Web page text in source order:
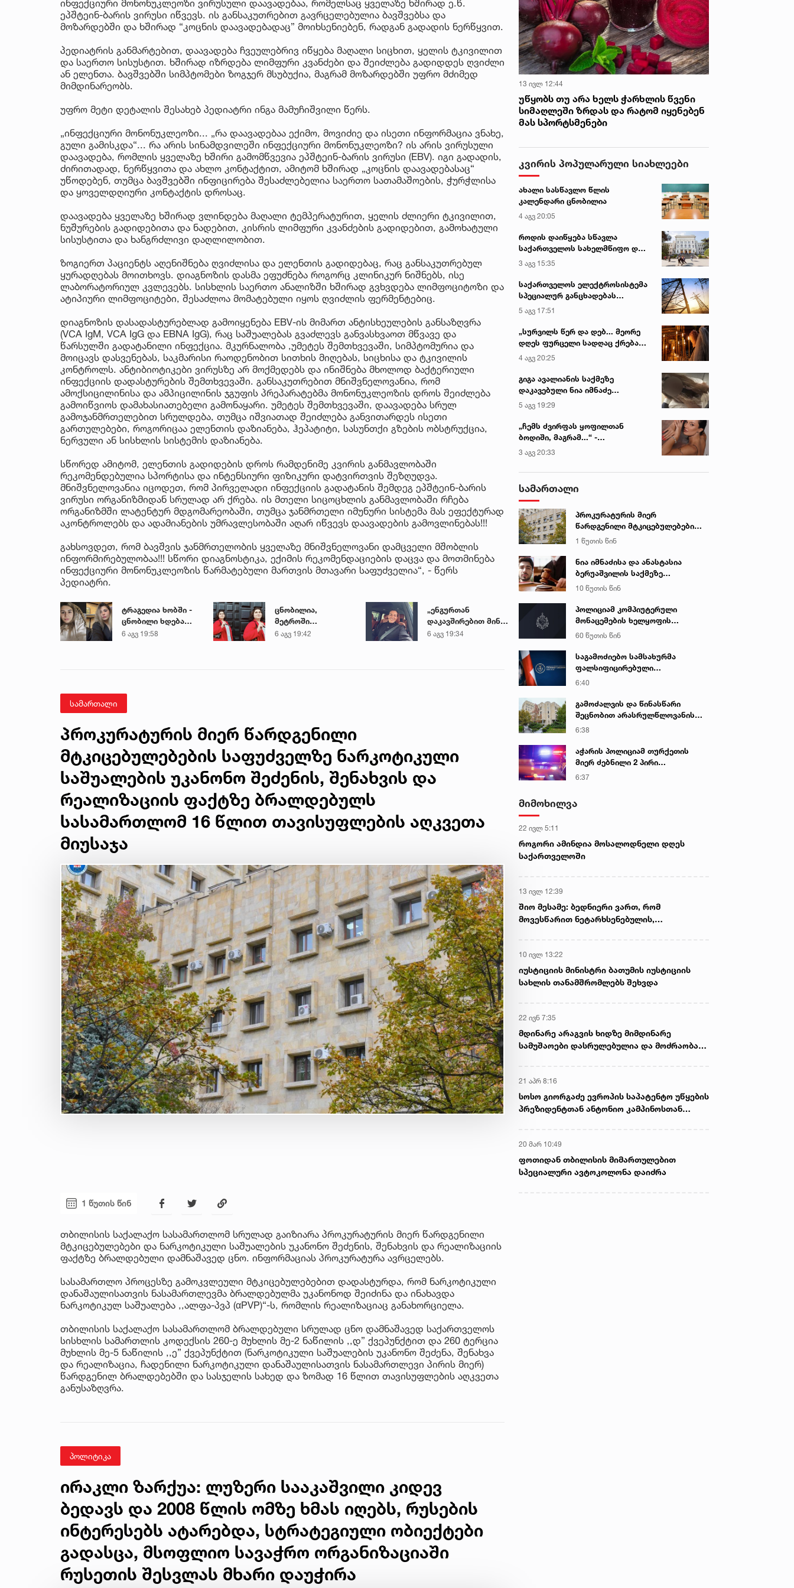
ინფექციური მონონუკლეოზი ვირუსული დაავადებაა, რომელსაც ყველაზე ხშირად ე.წ.
ეპშტეინ-ბარის ვირუსი იწვევს. ის განსაკუთრებით გავრცელებულია ბავშვებსა და
მოზარდებში და ხშირად “კოცნის დაავადებადაც” მოიხსენიებენ, რადგან გადადის ნერწყვით.
პედიატრის განმარტებით, დაავადება ჩვეულებრივ იწყება მაღალი სიცხით, ყელის ტკივილით
და საერთო სისუსტით. ხშირად იზრდება ლიმფური კვანძები და შეიძლება გადიდდეს ღვიძლი
ან ელენთა. ბავშვებში სიმპტომები ზოგჯერ მსუბუქია, მაგრამ მოზარდებში უფრო მძიმედ
მიმდინარეობს.
უფრო მეტი დეტალის შესახებ პედიატრი ინგა მამუჩიშვილი წერს.
„ინფექციური მონონუკლეოზი... „რა დაავადებაა ექიმო, მოვიძიე და ისეთი ინფორმაცია ვნახე,
გული გამისკდა“... რა არის სინამდვილეში ინფექციური მონონუკლეოზი? ის არის ვირუსული
დაავადება, რომლის ყველაზე ხშირი გამომწვევია ეპშტეინ-ბარის ვირუსი (EBV). იგი გადადის,
ძირითადად, ნერწყვითა და ახლო კონტაქტით, ამიტომ ხშირად „კოცნის დაავადებასაც“
უწოდებენ, თუმცა ბავშვებში ინფიცირება შესაძლებელია საერთო სათამაშოების, ჭურჭლისა
და ყოველდღიური კონტაქტის დროსაც.
დაავადება ყველაზე ხშირად ვლინდება მაღალი ტემპერატურით, ყელის ძლიერი ტკივილით,
ნუშურების გადიდებითა და ნადებით, კისრის ლიმფური კვანძების გადიდებით, გამოხატული
სისუსტითა და ხანგრძლივი დაღლილობით.
ზოგიერთ პაციენტს აღენიშნება ღვიძლისა და ელენთის გადიდებაც, რაც განსაკუთრებულ
ყურადღებას მოითხოვს. დიაგნოზის დასმა ეფუძნება როგორც კლინიკურ ნიშნებს, ისე
ლაბორატორიულ კვლევებს. სისხლის საერთო ანალიზში ხშირად გვხვდება ლიმფოციტოზი და
ატიპიური ლიმფოციტები, შესაძლოა მომატებული იყოს ღვიძლის ფერმენტებიც.
დიაგნოზის დასადასტურებლად გამოიყენება EBV-ის მიმართ ანტისხეულების განსაზღვრა
(VCA IgM, VCA IgG და EBNA IgG), რაც საშუალებას გვაძლევს განვასხვაოთ მწვავე და
წარსულში გადატანილი ინფექცია. მკურნალობა ,უმეტეს შემთხვევაში, სიმპტომურია და
მოიცავს დასვენებას, საკმარისი რაოდენობით სითხის მიღებას, სიცხისა და ტკივილის
კონტროლს. ანტიბიოტიკები ვირუსზე არ მოქმედებს და ინიშნება მხოლოდ ბაქტერიული
ინფექციის დადასტურების შემთხვევაში. განსაკუთრებით მნიშვნელოვანია, რომ
ამოქსიცილინისა და ამპიცილინის ჯგუფის პრეპარატებმა მონონუკლეოზის დროს შეიძლება
გამოიწვიოს დამახასიათებელი გამონაყარი. უმეტეს შემთხვევაში, დაავადება სრულ
გამოჯანმრთელებით სრულდება, თუმცა იშვიათად შეიძლება განვითარდეს ისეთი
გართულებები, როგორიცაა ელენთის დაზიანება, ჰეპატიტი, სასუნთქი გზების ობსტრუქცია,
ნერვული ან სისხლის სისტემის დაზიანება.
სწორედ ამიტომ, ელენთის გადიდების დროს რამდენიმე კვირის განმავლობაში
რეკომენდებულია სპორტისა და ინტენსიური ფიზიკური დატვირთვის შეზღუდვა.
მნიშვნელოვანია იცოდეთ, რომ პირველადი ინფექციის გადატანის შემდეგ ეპშტეინ-ბარის
ვირუსი ორგანიზმიდან სრულად არ ქრება. ის მთელი სიცოცხლის განმავლობაში რჩება
ორგანიზმში ლატენტურ მდგომარეობაში, თუმცა ჯანმრთელი იმუნური სისტემა მას ეფექტურად
აკონტროლებს და ადამიანების უმრავლესობაში აღარ იწვევს დაავადების გამოვლინებას!!!
გახსოვდეთ, რომ ბავშვის ჯანმრთელობის ყველაზე მნიშვნელოვანი დამცველი მშობლის
ინფორმირებულობაა!!! სწორი დიაგნოსტიკა, ექიმის რეკომენდაციების დაცვა და მოთმინება
ინფექციური მონონუკლეოზის წარმატებული მართვის მთავარი საფუძველია“, - წერს
პედიატრი.
ტრაგედია ხობში -
ცნობილი ხდება
დაღუპული დედა-
6 აგვ 19:58
ცნობილია,
მეტროში
გარდაცვლილი 21
6 აგვ 19:42
„ენგურთან
დაკავშირებით მინდა
ვთქვა...“ - გოგა
6 აგვ 19:34
სამართალი
პროკურატურის მიერ წარდგენილი
მტკიცებულებების საფუძველზე ნარკოტიკული
საშუალების უკანონო შეძენის, შენახვის და
რეალიზაციის ფაქტზე ბრალდებულს
სასამართლომ 16 წლით თავისუფლების აღკვეთა
მიუსაჯა
1 წუთის წინ
თბილისის საქალაქო სასამართლომ სრულად გაიზიარა პროკურატურის მიერ წარდგენილი
მტკიცებულებები და ნარკოტიკული საშუალების უკანონო შეძენის, შენახვის და რეალიზაციის
ფაქტზე ბრალდებული დამნაშავედ ცნო. ინფორმაციას პროკურატურა ავრცელებს.
სასამართლო პროცესზე გამოკვლეული მტკიცებულებებით დადასტურდა, რომ ნარკოტიკული
დანაშაულისათვის ნასამართლევმა ბრალდებულმა უკანონოდ შეიძინა და ინახავდა
ნარკოტიკულ საშუალება ,,ალფა-პვპ (αPVP)“-ს, რომლის რეალიზაციაც განახორციელა.
თბილისის საქალაქო სასამართლომ ბრალდებული სრულად ცნო დამნაშავედ საქართველოს
სისხლის სამართლის კოდექსის 260-ე მუხლის მე-2 ნაწილის ,,დ” ქვეპუნქტით და 260 ტერცია
მუხლის მე-5 ნაწილის ,,ე” ქვეპუნქტით (ნარკოტიკული საშუალების უკანონო შეძენა, შენახვა
და რეალიზაცია, ჩადენილი ნარკოტიკული დანაშაულისათვის ნასამართლევი პირის მიერ)
წარდგენილ ბრალდებებში და სასჯელის სახედ და ზომად 16 წლით თავისუფლების აღკვეთა
განუსაზღვრა.
პოლიტიკა
ირაკლი ზარქუა: ლუზერი სააკაშვილი კიდევ
ბედავს და 2008 წლის ომზე ხმას იღებს, რუსების
ინტერესებს ატარებდა, სტრატეგიული ობიექტები
გადასცა, მსოფლიო სავაჭრო ორგანიზაციაში
რუსეთის შესვლას მხარი დაუჭირა
13 ივლ 12:44
უწყობს თუ არა ხელს ჭარხლის წვენი
სიმაღლეში ზრდას და რატომ იყენებენ
მას სპორტსმენები
კვირის პოპულარული სიახლეები
ახალი სასწავლო წლის
კალენდარი ცნობილია
4 აგვ 20:05
როდის დაიწყება სწავლა
საქართველოს სახელმწიფო და
კერძო უნივერსიტეტებში
3 აგვ 15:35
საქართველოს ელექტროსისტემა
სპეციალურ განცხადებას
ავრცელებს
5 აგვ 17:51
„სურვილს წერ და დებ... მეორე
დღეს ფურცელი სადღაც ქრება
და სურვილი სრულდება...“ -
სასწაულმოქმედი ტაძარი შიდა
ქართლში
4 აგვ 20:25
გიგა ავალიანის საქმეზე
დაკავებული ნია იმნაძე
კლინიკაში გადაჰყავთ
5 აგვ 19:29
„ჩემს ძვირფას ყოფილთან
ბოდიში, მაგრამ...“ -
ალექსანდრა პაიჭაძის
გულწრფელი აღიარება
3 აგვ 20:33
სამართალი
პროკურატურის მიერ
წარდგენილი მტკიცებულებების
საფუძველზე ნარკოტიკული
საშუალების უკანონო შეძენის,
შენახვის და რეალიზაციის
ფაქტზე ბრალდებულს
თავისუფლების აღკვეთა მიუსაჯა
1 წუთის წინ
ნია იმნაძისა და ანასტასია
ბერუაშვილის საქმეზე
სასამართლო დღეს იმსჯელებს
10 წუთის წინ
პოლიციამ კომპიუტერული
მონაცემების ხელყოფის
ბრალდებით ერთი პირი დააკავა,
მეორის მიმართ კი
სისხლისსამართლებრივი დევნა
დაუსწრებლად დაიწყო
60 წუთის წინ
საგამოძიებო სამსახურმა
ფალსიფიცირებული
ალკოჰოლური სასმელებისა და
დამზადება-გასაღების ფაქტზე 3
პირი დააკავა
6:40
გამოძალვის და წინასწარი
შეცნობით არასრულწლოვანის
გამოსახულების შემცველი
დამზადების, შენახვისა და
გავრცელების ფაქტებზე, ერთ
6:38
აჭარის პოლიციამ თურქეთის
მიერ ძებნილი 2 პირი
ცეცხლსასროლი იარაღის
კვეთის ბრალდებით დააკავა
6:37
მიმოხილვა
22 ივლ 5:11
როგორი ამინდია მოსალოდნელი დღეს
საქართველოში
13 ივლ 12:39
შიო მესამე: ბედნიერი ვართ, რომ
მოვესწარით ნეტარხსენებულის,
10 ივლ 13:22
იუსტიციის მინისტრი ბათუმის იუსტიციის
სახლის თანამშრომლებს შეხვდა
22 ივნ 7:35
მდინარე არაგვის ხიდზე მიმდინარე
სამუშაოები დასრულებულია და მოძრაობა
21 აპრ 8:16
სოსო გიორგაძე ევროპის საპატენტო უწყების
პრეზიდენტთან ანტონიო კამპინოსთან
20 მარ 10:49
ფოთიდან თბილისის მიმართულებით
სპეციალური ავტოკოლონა დაიძრა